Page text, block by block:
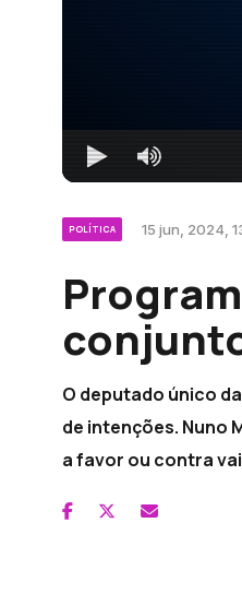
POLÍTICA 15 jun, 2024,
O deputado único
de intenções. Nuno
a favor ou contra